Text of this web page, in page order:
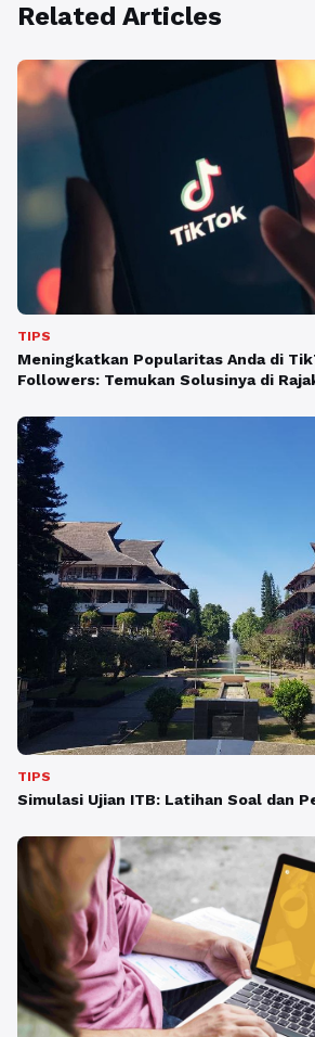
Related Articles
TIPS
Meningkatkan Popularitas Anda di
Followers: Temukan Solusinya di
TIPS
Simulasi Ujian ITB: Latihan Soal dan